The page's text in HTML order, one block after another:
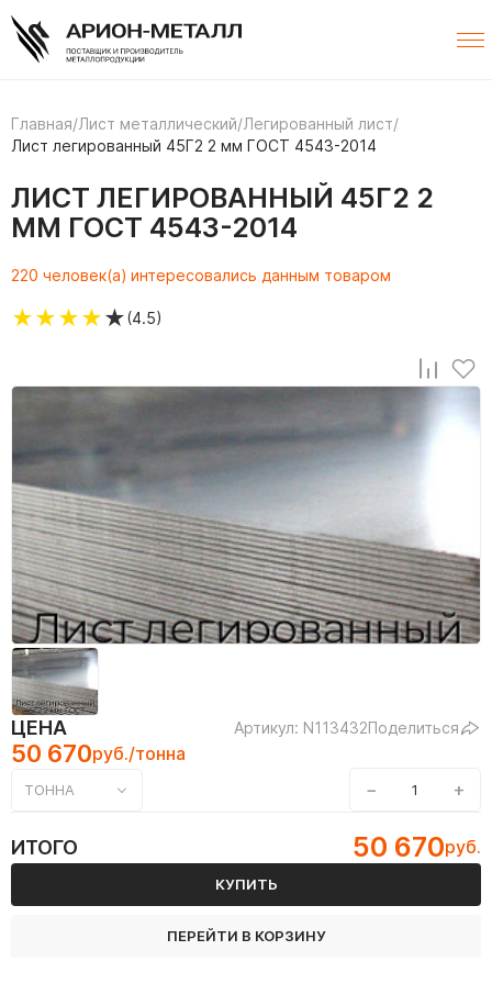
Главная/Лист металлический/Легированный лист/
Лист легированный 45Г2 2 мм ГОСТ 4543-2014
ЛИСТ ЛЕГИРОВАННЫЙ 45Г2 2
ММ ГОСТ 4543-2014
220 человек(а) интересовались данным товаром
★★★★★(4.5)
ЦЕНА Артикул: N113432Поделиться
50 670руб./тонна
ТОННА − +
ИТОГО 50 670руб.
КУПИТЬ
ПЕРЕЙТИ В КОРЗИНУ